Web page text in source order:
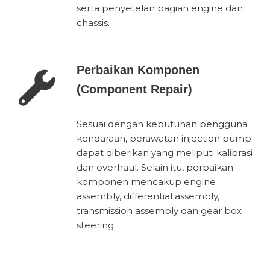
serta penyetelan bagian engine dan
chassis.
Perbaikan Komponen
(Component Repair)
Sesuai dengan kebutuhan pengguna
kendaraan, perawatan injection pump
dapat diberikan yang meliputi kalibrasi
dan overhaul. Selain itu, perbaikan
komponen mencakup engine
assembly, differential assembly,
transmission assembly dan gear box
steering.